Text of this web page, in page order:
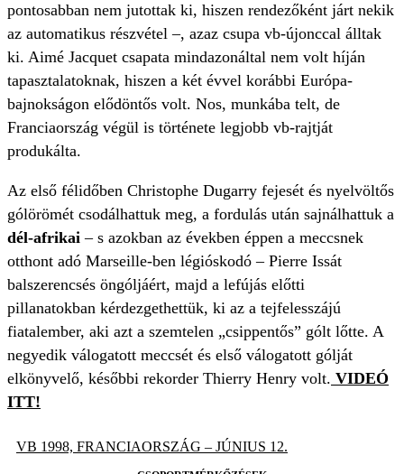
pontosabban nem jutottak ki, hiszen rendezőként járt nekik
az automatikus részvétel –, azaz csupa vb-újonccal álltak
ki. Aimé Jacquet csapata mindazonáltal nem volt híján
tapasztalatoknak, hiszen a két évvel korábbi Európa-
bajnokságon elődöntős volt. Nos, munkába telt, de
Franciaország végül is története legjobb vb-rajtját
produkálta.
Az első félidőben Christophe Dugarry fejesét és nyelvöltős
gólörömét csodálhattuk meg, a fordulás után sajnálhattuk a
dél-afrikai – s azokban az években éppen a meccsnek
otthont adó Marseille-ben légióskodó – Pierre Issát
balszerencsés öngóljáért, majd a lefújás előtti
pillanatokban kérdezgethettük, ki az a tejfelesszájú
fiatalember, aki azt a szemtelen „csippentős” gólt lőtte. A
negyedik válogatott meccsét és első válogatott gólját
elkönyvelő, későbbi rekorder Thierry Henry volt. VIDEÓ
ITT!
VB 1998, FRANCIAORSZÁG – JÚNIUS 12.